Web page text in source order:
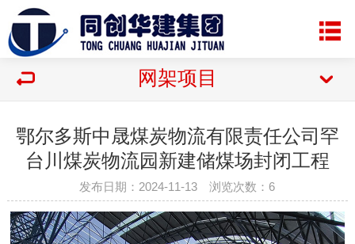
网架项目
鄂尔多斯中晟煤炭物流有限责任公司罕
台川煤炭物流园新建储煤场封闭工程
发布日期：2024-11-13 浏览次数： 6